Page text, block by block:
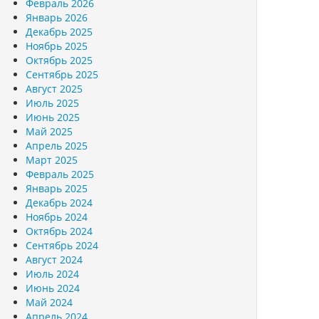
Февраль 2026
Январь 2026
Декабрь 2025
Ноябрь 2025
Октябрь 2025
Сентябрь 2025
Август 2025
Июль 2025
Июнь 2025
Май 2025
Апрель 2025
Март 2025
Февраль 2025
Январь 2025
Декабрь 2024
Ноябрь 2024
Октябрь 2024
Сентябрь 2024
Август 2024
Июль 2024
Июнь 2024
Май 2024